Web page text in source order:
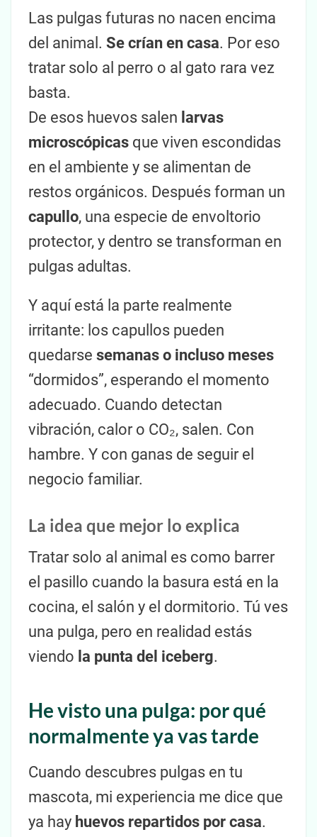
Las pulgas futuras no nacen encima
del animal. Se crían en casa. Por eso
tratar solo al perro o al gato rara vez
basta.
De esos huevos salen larvas
microscópicas que viven escondidas
en el ambiente y se alimentan de
restos orgánicos. Después forman un
capullo, una especie de envoltorio
protector, y dentro se transforman en
pulgas adultas.
Y aquí está la parte realmente
irritante: los capullos pueden
quedarse semanas o incluso meses
“dormidos”, esperando el momento
adecuado. Cuando detectan
vibración, calor o CO₂, salen. Con
hambre. Y con ganas de seguir el
negocio familiar.
La idea que mejor lo explica
Tratar solo al animal es como barrer
el pasillo cuando la basura está en la
cocina, el salón y el dormitorio. Tú ves
una pulga, pero en realidad estás
viendo la punta del iceberg.
He visto una pulga: por qué
normalmente ya vas tarde
Cuando descubres pulgas en tu
mascota, mi experiencia me dice que
ya hay huevos repartidos por casa.